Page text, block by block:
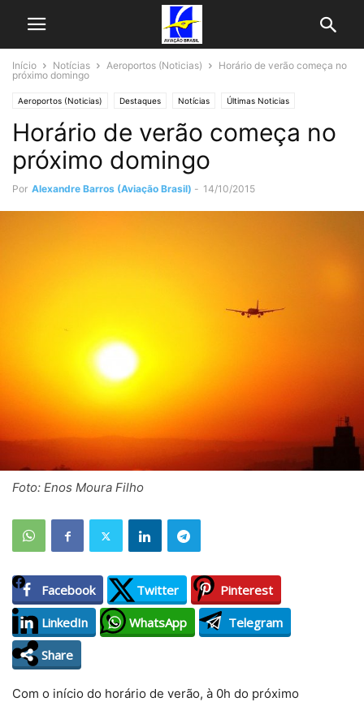
Início Notícias Aeroportos (Noticias)
Horário de verão começa no
próximo domingo
Aeroportos (Noticias) Destaques Notícias Últimas Noticias
Horário de verão começa no
próximo domingo
Por Alexandre Barros (Aviação Brasil) - 14/10/2015
Foto: Enos Moura Filho
Facebook Twitter
Pinterest
LinkedIn
WhatsApp
Telegram
Share
Com o início do horário de verão, à 0h do próximo